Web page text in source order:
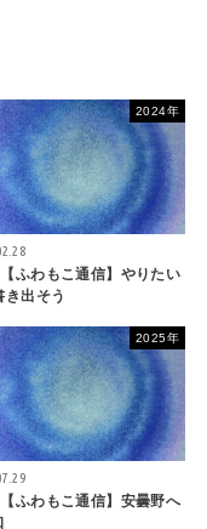
2024年
ふわもこ通信】やりたい
き出そう
2025年
ふわもこ通信】安曇野へ